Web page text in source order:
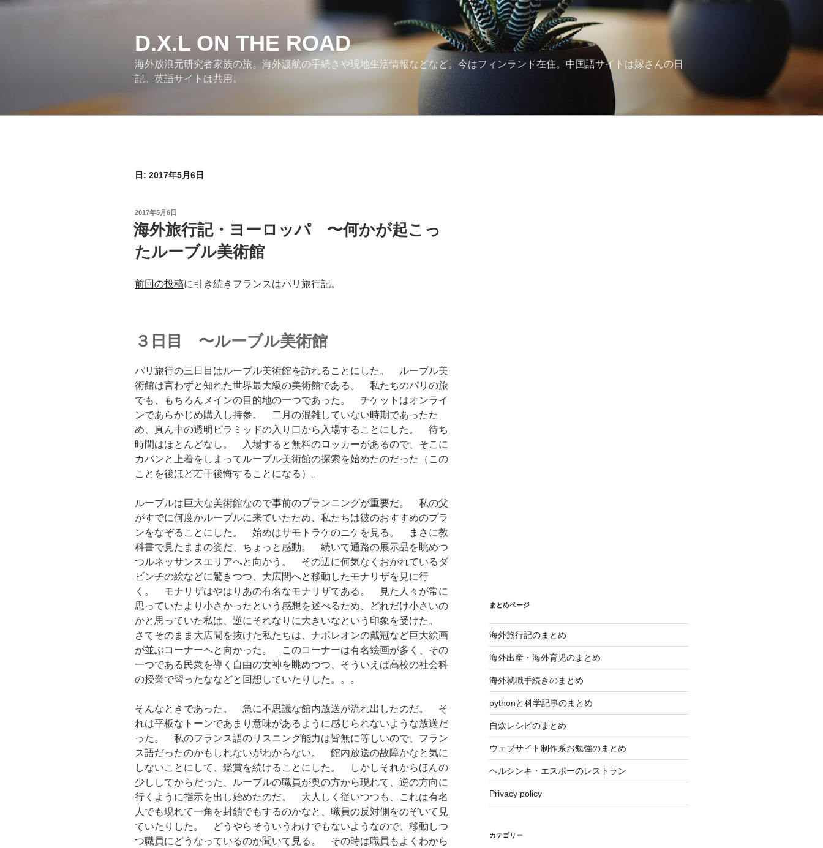
コ
D.X.L ON THE ROAD
海外放浪元研究者家族の旅。海外渡航の手続きや現地生活情報などなど。今はフィンランド在住。中国語サイトは嫁さんの日
記。英語サイトは共用。
日: 2017年5月6日
投
稿
日:
2017年5月6日
海外旅行記・ヨーロッパ 〜何かが起こっ
たルーブル美術館
前回の投稿に引き続きフランスはパリ旅行記。
３日目 〜ルーブル美術館
パリ旅行の三日目はルーブル美術館を訪れることにした。 ルーブル美
術館は言わずと知れた世界最大級の美術館である。 私たちのパリの旅
でも、もちろんメインの目的地の一つであった。 チケットはオンライ
ンであらかじめ購入し持参。 二月の混雑していない時期であったた
め、真ん中の透明ピラミッドの入り口から入場することにした。 待ち
時間はほとんどなし。 入場すると無料のロッカーがあるので、そこに
カバンと上着をしまってルーブル美術館の探索を始めたのだった（この
ことを後ほど若干後悔することになる）。
ルーブルは巨大な美術館なので事前のプランニングが重要だ。 私の父
がすでに何度かルーブルに来ていたため、私たちは彼のおすすめのプラ
ンをなぞることにした。 始めはサモトラケのニケを見る。 まさに教
科書で見たままの姿だ、ちょっと感動。 続いて通路の展示品を眺めつ
つルネッサンスエリアへと向かう。 その辺に何気なくおかれているダ
ビンチの絵などに驚きつつ、大広間へと移動したモナリザを見に行
く。 モナリザはやはりあの有名なモナリザである。 見た人々が常に
思っていたより小さかったという感想を述べるため、どれだけ小さいの
かと思っていた私は、逆にそれなりに大きいなという印象を受けた。
さてそのまま大広間を抜けた私たちは、ナポレオンの戴冠など巨大絵画
が並ぶコーナーへと向かった。 このコーナーは有名絵画が多く、その
一つである民衆を導く自由の女神を眺めつつ、そういえば高校の社会科
の授業で習ったななどと回想していたりした。。。
そんなときであった。 急に不思議な館内放送が流れ出したのだ。 そ
れは平板なトーンであまり意味があるように感じられないような放送だ
った。 私のフランス語のリスニング能力は皆無に等しいので、フラン
ス語だったのかもしれないがわからない。 館内放送の故障かなと気に
しないことにして、鑑賞を続けることにした。 しかしそれからほんの
少ししてからだった、ルーブルの職員が奥の方から現れて、逆の方向に
行くように指示を出し始めたのだ。 大人しく従いつつも、これは有名
人でも現れて一角を封鎖でもするのかなと、職員の反対側をのぞいて見
ていたりした。 どうやらそういうわけでもないようなので、移動しつ
つ職員にどうなっているのか聞いて見る。 その時は職員もよくわから
まとめページ
海外旅行記のまとめ
海外出産・海外育児のまとめ
海外就職手続きのまとめ
pythonと科学記事のまとめ
自炊レシピのまとめ
ウェブサイト制作系お勉強のまとめ
ヘルシンキ・エスポーのレストラン
Privacy policy
カテゴリー